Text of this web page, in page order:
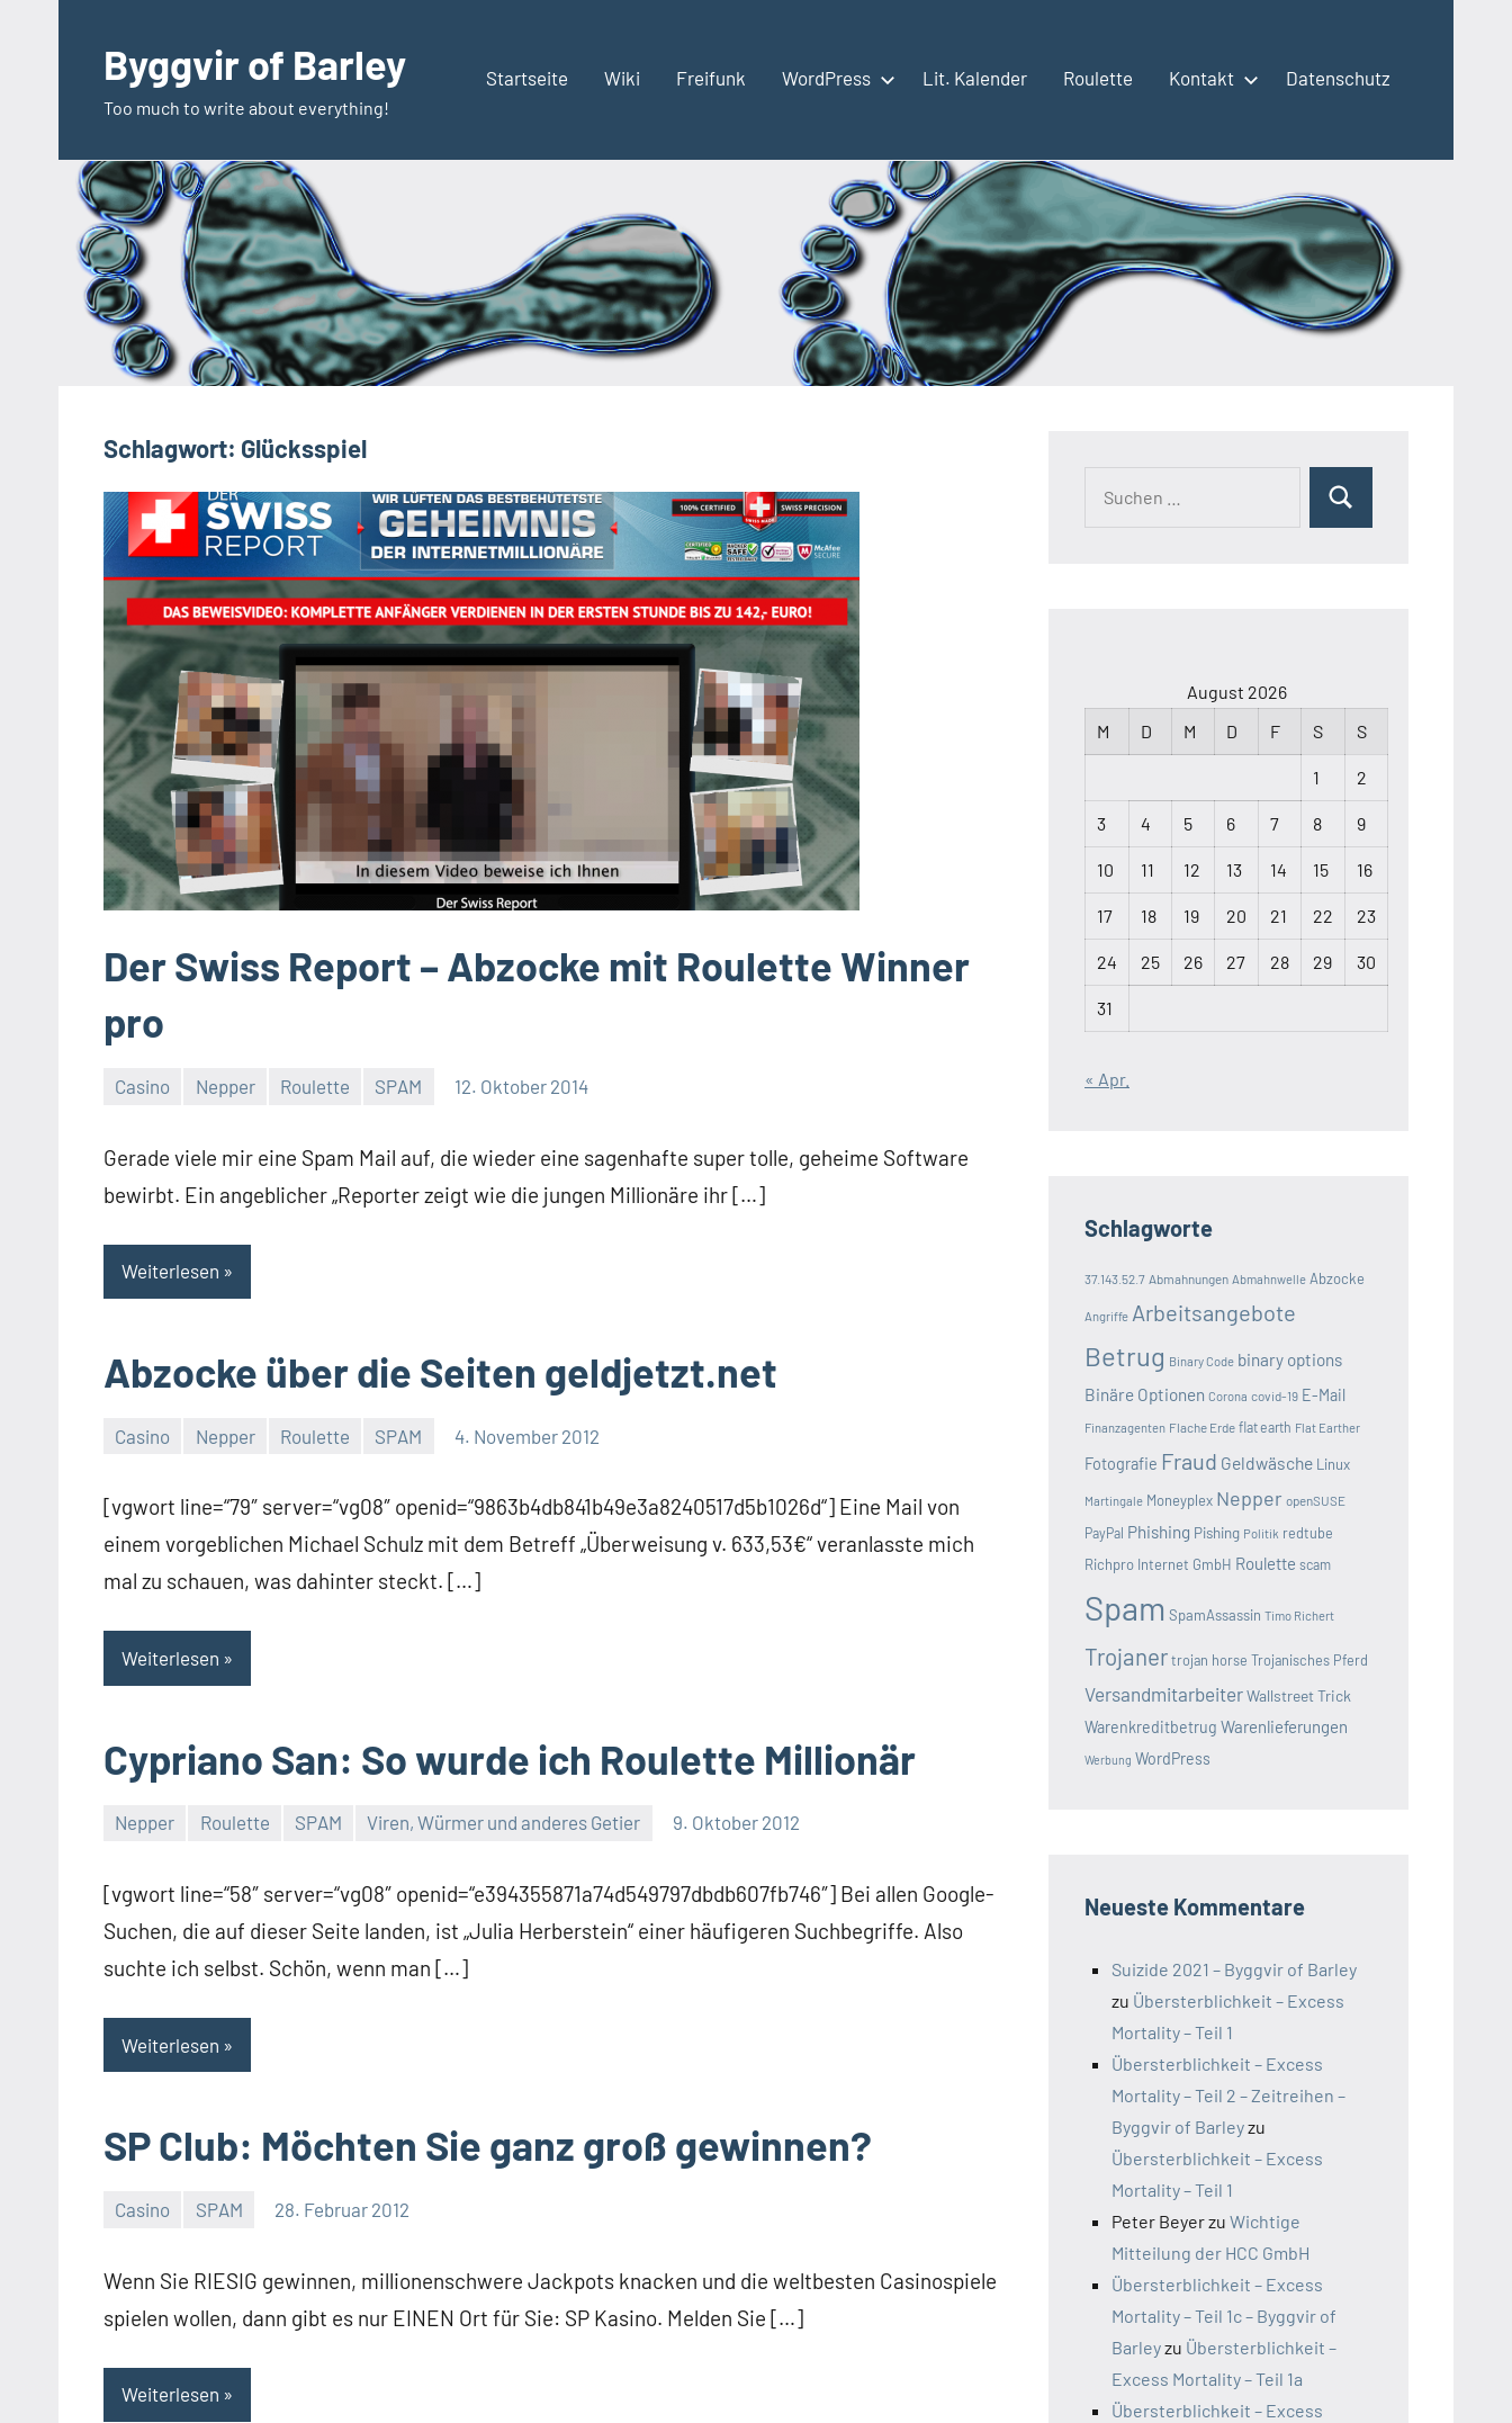
springenByggvir of Barley
Too much to write about everything!
Startseite Wiki Freifunk WordPress Lit. Kalender Roulette Kontakt Datenschutz
Schlagwort: Glücksspiel
Der Swiss Report – Abzocke mit Roulette Winner
pro
Casino Nepper Roulette SPAM 12. Oktober 2014
Gerade viele mir eine Spam Mail auf, die wieder eine sagenhafte super tolle, geheime Software
bewirbt. Ein angeblicher „Reporter zeigt wie die jungen Millionäre ihr […]
Weiterlesen
Abzocke über die Seiten geldjetzt.net
Casino Nepper Roulette SPAM 4. November 2012
[vgwort line=“79″ server=“vg08″ openid=“9863b4db841b49e3a8240517d5b1026d“] Eine Mail von
einem vorgeblichen Michael Schulz mit dem Betreff „Überweisung v. 633,53€“ veranlasste mich
mal zu schauen, was dahinter steckt. […]
Weiterlesen
Cypriano San: So wurde ich Roulette Millionär
Nepper Roulette SPAM Viren, Würmer und anderes Getier 9. Oktober 2012
Thomas
[vgwort line=“58″ server=“vg08″ openid=“e394355871a74d549797dbdb607fb746″] Bei allen Google-
Suchen, die auf dieser Seite landen, ist „Julia Herberstein“ einer häufigeren Suchbegriffe. Also
suchte ich selbst. Schön, wenn man […]
Weiterlesen
SP Club: Möchten Sie ganz groß gewinnen?
Casino SPAM 28. Februar 2012
Wenn Sie RIESIG gewinnen, millionenschwere Jackpots knacken und die weltbesten Casinospiele
spielen wollen, dann gibt es nur EINEN Ort für Sie: SP Kasino. Melden Sie […]
Weiterlesen
Suchen
August 2026
M
D M D F S S
1 2
3 4 5 6 7 8 9
10 11 12 13 14 15 16
17 18 19 20 21 22 23
24 25 26 27 28 29 30
31
« Apr.
Schlagworte
37.143.52.7 Abmahnungen Abmahnwelle Abzocke
Angriffe Arbeitsangebote
Betrug Binary Code binary options
Binäre Optionen Corona covid-19 E-Mail
Finanzagenten Flache Erde flat earth Flat Earther
Fotografie Fraud Geldwäsche Linux
Martingale Moneyplex Nepper openSUSE
PayPal Phishing Pishing Politik redtube
Richpro Internet GmbH Roulette scam
Spam SpamAssassin Timo Richert
Trojanertrojan horse Trojanisches Pferd
VersandmitarbeiterWallstreet Trick
Warenkreditbetrug Warenlieferungen
Werbung WordPress
Neueste Kommentare
Suizide 2021 – Byggvir of Barley
zu Übersterblichkeit – Excess
Mortality – Teil 1
Übersterblichkeit – Excess
Mortality – Teil 2 – Zeitreihen –
Byggvir of Barleyzu
Übersterblichkeit – Excess
Mortality – Teil 1
Peter Beyerzu Wichtige
Mitteilung der HCC GmbH
Übersterblichkeit – Excess
Mortality – Teil 1c – Byggvir of
Barleyzu Übersterblichkeit –
Excess Mortality – Teil 1a
Übersterblichkeit – Excess